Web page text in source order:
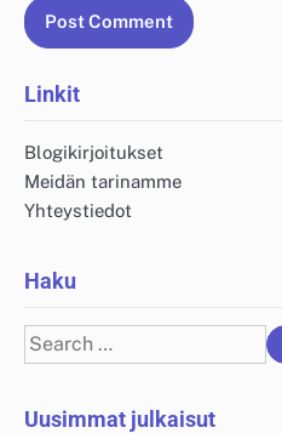
Linkit
Blogikirjoitukset
Meidän tarinamme
Yhteystiedot
Haku
Search
for:
Uusimmat julkaisut